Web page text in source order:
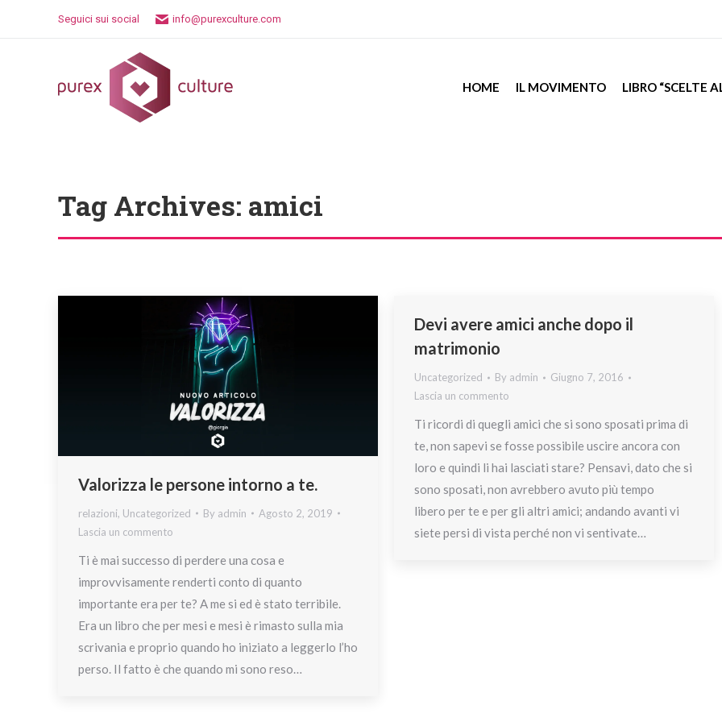
Seguici sui social info@purexculture.com
HOME IL MOVIMENTO LIBRO “SCELTE
Tag Archives: amici
Valorizza le persone intorno a te.
relazioni, Uncategorized By admin
Agosto 2, 2019
Lascia un commento
Ti è mai successo di perdere una cosa e
improvvisamente renderti conto di quanto
importante era per te? A me si ed è stato terribile.
Era un libro che per mesi e mesi è rimasto sulla mia
scrivania e proprio quando ho iniziato a leggerlo l’ho
perso. Il fatto è che quando mi sono reso…
Devi avere amici anche dopo il
matrimonio
Uncategorized By admin
Giugno 7, 2016
Lascia un commento
Ti ricordi di quegli amici che si sono sposati prima di
te, non sapevi se fosse possibile uscire ancora con
loro e quindi li hai lasciati stare? Pensavi, dato che si
sono sposati, non avrebbero avuto più tempo
libero per te e per gli altri amici; andando avanti vi
siete persi di vista perché non vi sentivate…